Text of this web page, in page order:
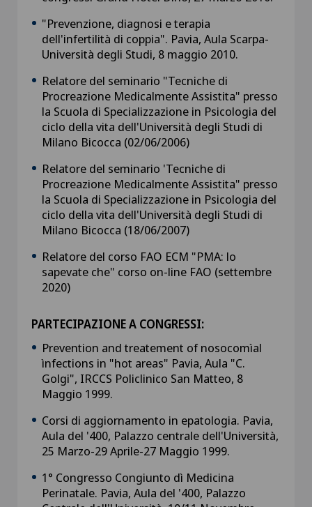
"Prevenzione, diagnosi e terapia
dell'infertilità di coppia". Pavia, Aula Scarpa-
Università degli Studi, 8 maggio 2010.
Relatore del seminario "Tecniche di
Procreazione Medicalmente Assistita" presso
la Scuola di Specializzazione in Psicologia del
ciclo della vita dell'Università degli Studi di
Milano Bicocca (02/06/2006)
Relatore del seminario 'Tecniche di
Procreazione Medicalmente Assistita" presso
la Scuola di Specializzazione in Psicologia del
ciclo della vita dell'Università degli Studi di
Milano Bicocca (18/06/2007)
Relatore del corso FAO ECM "PMA: lo
sapevate che" corso on-line FAO (settembre
2020)
PARTECIPAZIONE A CONGRESSI:
Prevention and treatement of nosocomìal
ìnfections in "hot areas" Pavia, Aula "C.
Golgi", IRCCS Policlinico San Matteo, 8
Maggio 1999.
Corsi di aggiornamento in epatologia. Pavia,
Aula del '400, Palazzo centrale dell'Università,
25 Marzo-29 Aprile-27 Maggio 1999.
1° Congresso Congiunto dì Medicina
Perinatale. Pavia, Aula del '400, Palazzo